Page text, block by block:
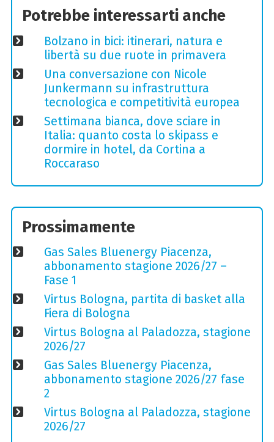
Potrebbe interessarti anche
Bolzano in bici: itinerari, natura e
libertà su due ruote in primavera
Una conversazione con Nicole
Junkermann su infrastruttura
tecnologica e competitività europea
Settimana bianca, dove sciare in
Italia: quanto costa lo skipass e
dormire in hotel, da Cortina a
Roccaraso
Prossimamente
Gas Sales Bluenergy Piacenza,
abbonamento stagione 2026/27 –
Fase 1
Virtus Bologna, partita di basket alla
Fiera di Bologna
Virtus Bologna al Paladozza, stagione
2026/27
Gas Sales Bluenergy Piacenza,
abbonamento stagione 2026/27 fase
2
Virtus Bologna al Paladozza, stagione
2026/27